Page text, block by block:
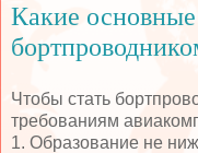
Какие
Чтобы стать
требованиям
1. Образование не